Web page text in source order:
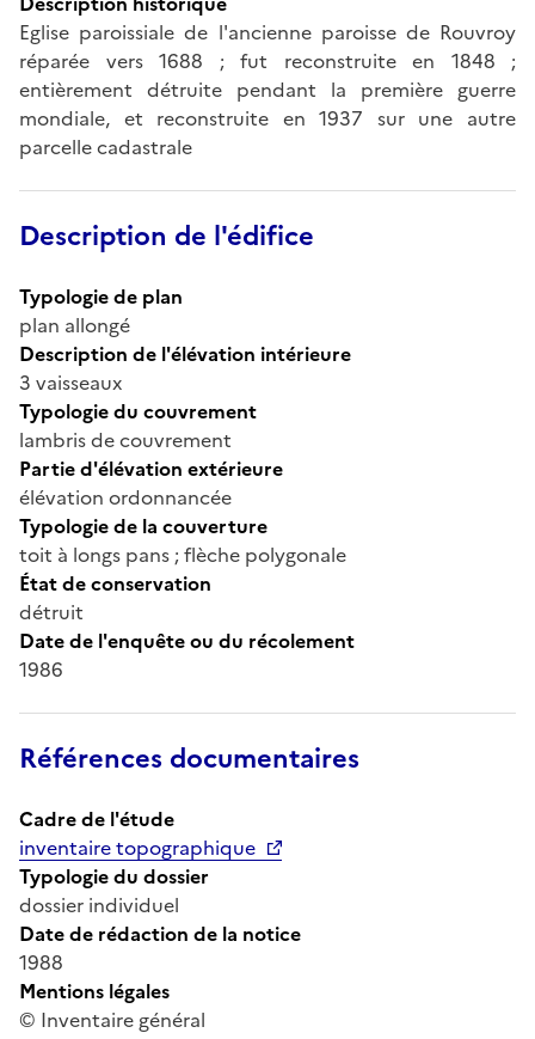
Eglise paroissiale de l'ancienne paroisse de Rouvroy
réparée vers 1688 ; fut reconstruite en 1848 ;
entièrement détruite pendant la première guerre
mondiale, et reconstruite en 1937 sur une autre
parcelle cadastrale
Description de l'édifice
Typologie de plan
plan allongé
Description de l'élévation intérieure
3 vaisseaux
Typologie du couvrement
lambris de couvrement
Partie d'élévation extérieure
élévation ordonnancée
Typologie de la couverture
toit à longs pans ; flèche polygonale
État de conservation
détruit
Date de l'enquête ou du récolement
1986
Références documentaires
Cadre de l'étude
inventaire topographique
Typologie du dossier
dossier individuel
Date de rédaction de la notice
1988
Mentions légales
© Inventaire général